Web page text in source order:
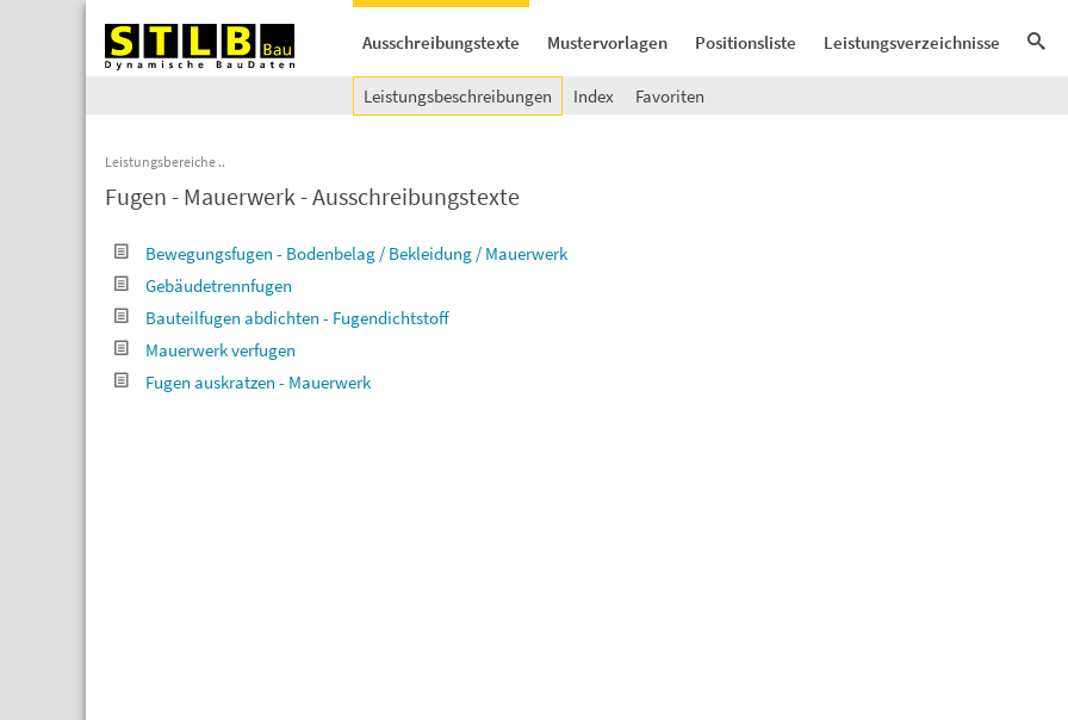
Ausschreibungstexte Mustervorlagen Positionsliste Leistungsverzeichnisse
Leistungsbeschreibungen Index Favoriten
Leistungsbereiche
Fugen - Mauerwerk - Ausschreibungstexte
Bewegungsfugen - Bodenbelag / Bekleidung / Mauerwerk
Gebäudetrennfugen
Bauteilfugen abdichten - Fugendichtstoff
Mauerwerk verfugen
Fugen auskratzen - Mauerwerk